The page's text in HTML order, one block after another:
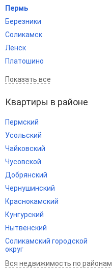
Пермь
Березники
Соликамск
Ленск
Платошино
Показать все
Квартиры в районе
Пермский
Усольский
Чайковский
Чусовской
Добрянский
Чернушинский
Краснокамский
Кунгурский
Нытвенский
Соликамский городской
округ
Вся недвижимость по районам